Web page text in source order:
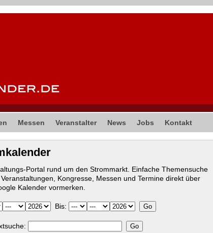
Messen Veranstalter News Jobs Kontakt
Portal rund um den Strommarkt. Einfache Themensuche
Kongresse, Messen und Termine direkt über
Kalender vormerken.
Bis: